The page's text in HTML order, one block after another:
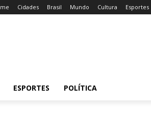
Cidades Brasil Mundo Cultura Esportes
ESPORTES POLÍTICA